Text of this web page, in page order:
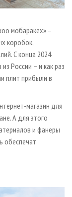
мобаракех» –
коробок,
С конца 2024
России – и как раз
плит прибыли в
магазин для
А для этого
и фанеры
обеспечат